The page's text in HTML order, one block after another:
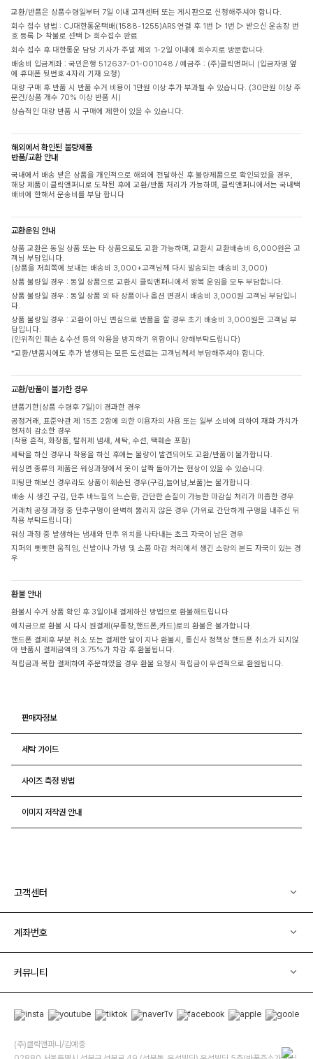
교환/반품은 상품수령일부터 7일 이내 고객센터 또는 게시판으로 신청해주셔야 합니다.
회수 접수 방법 : CJ대한통운택배(1588-1255)ARS 연결 후 1번 ▷ 1번 ▷ 받으신 운송장 번
호 등록 ▷ 착불로 선택 ▷ 회수접수 완료
회수 접수 후 대한통운 담당 기사가 주말 제외 1-2일 이내에 회수지로 방문합니다.
배송비 입금계좌 : 국민은행 512637-01-001048 / 예금주 : (주)클릭앤퍼니 (입금자명 옆
에 휴대폰 뒷번호 4자리 기재 요청)
대량 구매 후 반품 시 반품 수거 비용이 1만원 이상 추가 부과될 수 있습니다. (30만원 이상 주
문건/상품 개수 70% 이상 반품 시)
상습적인 대량 반품 시 구매에 제한이 있을 수 있습니다.
해외에서 확인된 불량제품
반품/교환 안내
국내에서 배송 받은 상품을 개인적으로 해외에 전달하신 후 불량제품으로 확인되었을 경우,
해당 제품이 클릭앤퍼니로 도착된 후에 교환/반품 처리가 가능하며, 클릭앤퍼니에서는 국내택
배비에 한해서 운송비를 부담 합니다
교환운임 안내
상품 교환은 동일 상품 또는 타 상품으로도 교환 가능하며, 교환시 교환배송비 6,000원은 고
객님 부담입니다.
(상품을 저희쪽에 보내는 배송비 3,000+고객님께 다시 발송되는 배송비 3,000)
상품 불량일 경우 : 동일 상품으로 교환시 클릭앤퍼니에서 왕복 운임을 모두 부담합니다.
상품 불량일 경우 : 동일 상품 외 타 상품이나 옵션 변경시 배송비 3,000원 고객님 부담입니
다.
상품 불량일 경우 : 교환이 아닌 변심으로 반품을 할 경우 초기 배송비 3,000원은 고객님 부
담입니다.
(인위적인 훼손 & 수선 등의 악용을 방지하기 위함이니 양해부탁드립니다)
*교환/반품시에도 추가 발생되는 모든 도선료는 고객님께서 부담해주셔야 합니다.
교환/반품이 불가한 경우
반품기한(상품 수령후 7일)이 경과한 경우
공정거래, 표준약관 제 15조 2항에 의한 이용자의 사용 또는 일부 소비에 의하여 재화 가치가
현저히 감소한 경우
(착용 흔적, 화장품, 탈취제 냄새, 세탁, 수선, 택훼손 포함)
세탁을 하신 경우나 착용을 하신 후에는 불량이 발견되어도 교환/반품이 불가합니다.
워싱면 종류의 제품은 워싱과정에서 옷이 살짝 돌아가는 현상이 있을 수 있습니다.
피팅만 해보신 경우라도 상품이 훼손된 경우(구김,늘어남,보풀)는 불가합니다.
배송 시 생긴 구김, 단추 바느질의 느슨함, 간단한 손질이 가능한 마감실 처리가 미흡한 경우
거래처 공정 과정 중 단추구멍이 완벽히 뚫리지 않은 경우 (가위로 간단하게 구멍을 내주신 뒤
착용 부탁드립니다)
워싱 과정 중 발생하는 냄새와 단추 위치를 나타내는 초크 자국이 남은 경우
지퍼의 뻣뻣한 움직임, 신발이나 가방 및 소품 마감 처리에서 생긴 소량의 본드 자국이 있는 경
우
환불 안내
환불시 수거 상품 확인 후 3일이내 결제하신 방법으로 환불해드립니다
예치금으로 환불 시 다시 원결제(무통장,핸드폰,카드)로의 환불은 불가합니다.
핸드폰 결제후 부분 취소 또는 결제한 달이 지나 환불시, 통신사 정책상 핸드폰 취소가 되지않
아 반품시 결제금액의 3.75%가 차감 후 환불됩니다.
적립금과 복합 결제하여 주문하였을 경우 환불 요청시 적립금이 우선적으로 환원됩니다.
판매자정보
세탁 가이드
사이즈 측정 방법
이미지 저작권 안내
고객센터
계좌번호
커뮤니티
(주)클릭앤퍼니/김예중